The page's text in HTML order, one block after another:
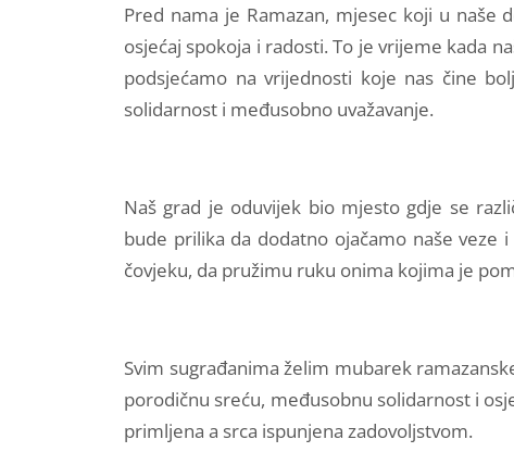
Pred nama je Ramazan, mjesec koji u naše
osjećaj spokoja i radosti. To je vrijeme kada
podsjećamo na vrijednosti koje nas čine
solidarnost i međusobno uvažavanje.
Naš grad je oduvijek bio mjesto gdje se
bude prilika da dodatno ojačamo naše veze
čovjeku, da pružimu ruku onima kojima je
Svim sugrađanima želim mubarek
porodičnu sreću, međusobnu solidarnost i
primljena a srca ispunjena zadovoljstvom.